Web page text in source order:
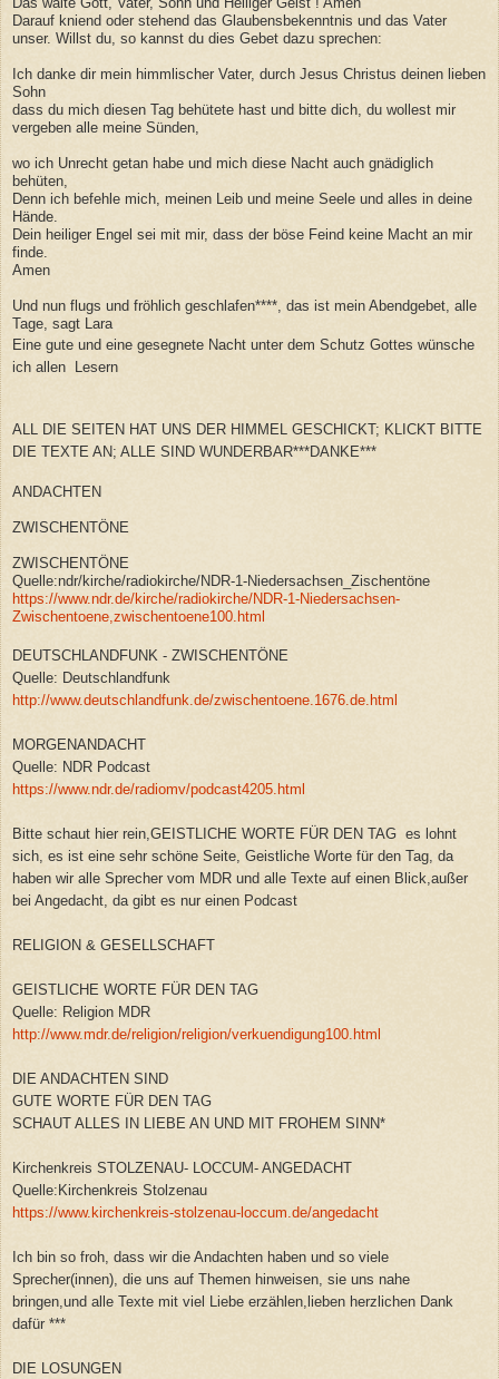
Darauf kniend oder stehend das Glaubensbekenntnis und das Vater
unser. Willst du, so kannst du dies Gebet dazu sprechen:
Ich danke dir mein himmlischer Vater, durch Jesus Christus deinen lieben
Sohn
dass du mich diesen Tag behütete hast und bitte dich, du wollest mir
vergeben alle meine Sünden,
wo ich Unrecht getan habe und mich diese Nacht auch gnädiglich
behüten,
Denn ich befehle mich, meinen Leib und meine Seele und alles in deine
Hände.
Dein heiliger Engel sei mit mir, dass der böse Feind keine Macht an mir
finde.
Amen
Und nun flugs und fröhlich geschlafen****, das ist mein Abendgebet, alle
Tage, sagt Lara
Eine gute und eine gesegnete Nacht unter dem Schutz Gottes wünsche
ich allen Lesern
ALL DIE SEITEN HAT UNS DER HIMMEL GESCHICKT; KLICKT BITTE
DIE TEXTE AN; ALLE SIND WUNDERBAR***DANKE***
ANDACHTEN
ZWISCHENTÖNE
ZWISCHENTÖNE
Quelle:ndr/kirche/radiokirche/NDR-1-Niedersachsen_Zischentöne
https://www.ndr.de/kirche/radiokirche/NDR-1-Niedersachsen-
Zwischentoene,zwischentoene100.html
DEUTSCHLANDFUNK - ZWISCHENTÖNE
Quelle: Deutschlandfunk
http://www.deutschlandfunk.de/zwischentoene.1676.de.html
MORGENANDACHT
Quelle: NDR Podcast
https://www.ndr.de/radiomv/podcast4205.html
Bitte schaut hier rein,GEISTLICHE WORTE FÜR DEN TAG es lohnt
sich, es ist eine sehr schöne Seite, Geistliche Worte für den Tag, da
haben wir alle Sprecher vom MDR und alle Texte auf einen Blick,außer
bei Angedacht, da gibt es nur einen Podcast
RELIGION & GESELLSCHAFT
GEISTLICHE WORTE FÜR DEN TAG
Quelle: Religion MDR
http://www.mdr.de/religion/religion/verkuendigung100.html
DIE ANDACHTEN SIND
GUTE WORTE FÜR DEN TAG
SCHAUT ALLES IN LIEBE AN UND MIT FROHEM SINN*
Kirchenkreis STOLZENAU- LOCCUM- ANGEDACHT
Quelle:Kirchenkreis Stolzenau
https://www.kirchenkreis-stolzenau-loccum.de/angedacht
Ich bin so froh, dass wir die Andachten haben und so viele
Sprecher(innen), die uns auf Themen hinweisen, sie uns nahe
bringen,und alle Texte mit viel Liebe erzählen,lieben herzlichen Dank
dafür ***
DIE LOSUNGEN